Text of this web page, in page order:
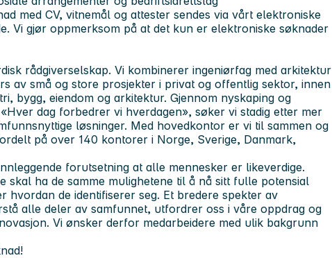
med CV, vitnemål og attester sendes via vårt elektroniske
Vi gjør oppmerksom på at det kun er elektroniske søknader
rådgiverselskap. Vi kombinerer ingeniørfag med arkitektur
av små og store prosjekter i privat og offentlig sektor, innen
bygg, eiendom og arkitektur. Gjennom nyskaping og
dag forbedrer vi hverdagen», søker vi stadig etter mer
løsninger. Med hovedkontor er vi til sammen og
på over 140 kontorer i Norge, Sverige, Danmark,
forutsetning at alle mennesker er likeverdige.
skal ha de samme mulighetene til å nå sitt fulle potensial
hvordan de identifiserer seg. Et bredere spekter av
alle deler av samfunnet, utfordrer oss i våre oppdrag og
Vi ønsker derfor medarbeidere med ulik bakgrunn